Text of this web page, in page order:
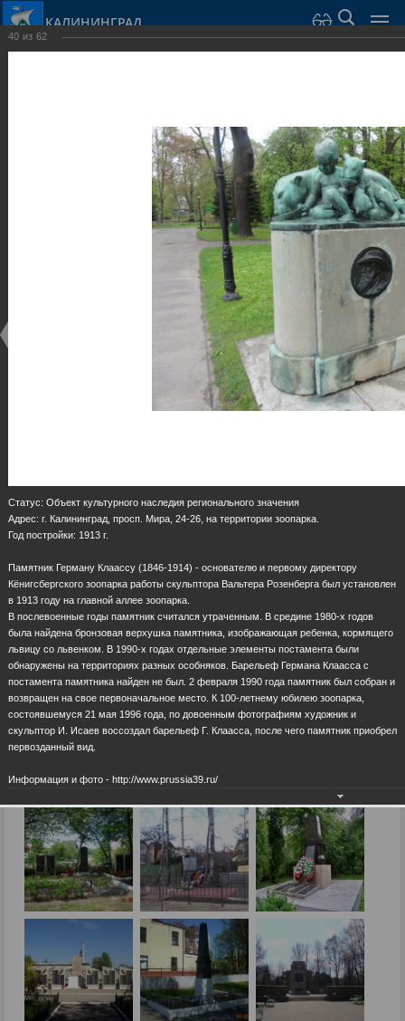
КАЛИНИНГРАД
Достопримечательности
Скульптуры и мемориалы
40 из 62
Статус: Объект культурного наследия регионального значения
Адрес: г. Калининград, просп. Мира, 24-26, на территории зоопарка.
Год постройки: 1913 г.
Памятник Герману Клаассу (1846-1914) - основателю и первому директору
Кёнигсбергского зоопарка работы скульптора Вальтера Розенберга был установлен
в 1913 году на главной аллее зоопарка.
В послевоенные годы памятник считался утраченным. В средине 1980-х годов
была найдена бронзовая верхушка памятника, изображающая ребенка, кормящего
львицу со львенком. В 1990-х годах отдельные элементы постамента были
обнаружены на территориях разных особняков. Барельеф Германа Клаасса с
постамента памятника найден не был. 2 февраля 1990 года памятник был собран и
возвращен на свое первоначальное место. К 100-летнему юбилею зоопарка,
состоявшемуся 21 мая 1996 года, по довоенным фотографиям художник и
скульптор И. Исаев воссоздал барельеф Г. Клаасса, после чего памятник приобрел
первозданный вид.
Информация и фото - http://www.prussia39.ru/